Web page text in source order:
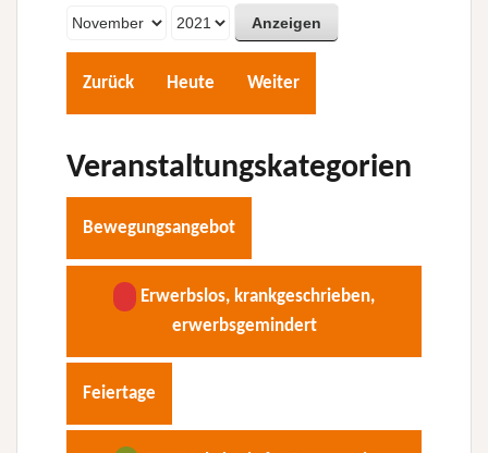
Zurück Heute Weiter
Veranstaltungskategorien
Bewegungsangebot
Erwerbslos, krankgeschrieben,
erwerbsgemindert
Feiertage